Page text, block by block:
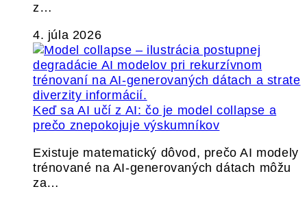
z…
4. júla 2026
Keď sa AI učí z AI: čo je model collapse a
prečo znepokojuje výskumníkov
Existuje matematický dôvod, prečo AI modely
trénované na AI-generovaných dátach môžu
za…